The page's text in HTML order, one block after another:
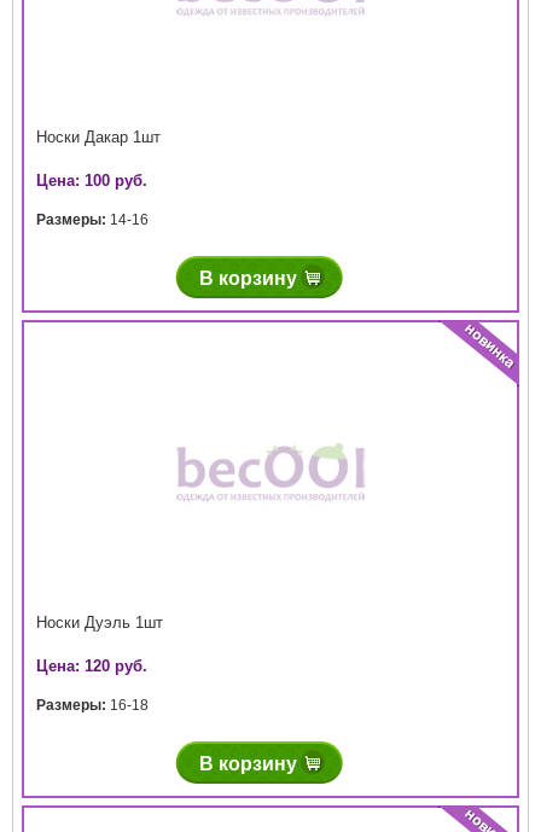
Носки Дакар 1шт
Цена: 100 руб.
Размеры: 14-16
В корзину
Носки Дуэль 1шт
Цена: 120 руб.
Размеры: 16-18
В корзину